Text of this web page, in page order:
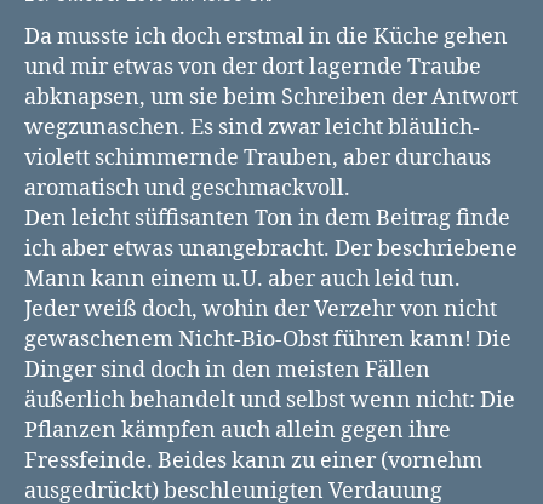
Da musste ich doch erstmal in die Küche gehen
und mir etwas von der dort lagernde Traube
abknapsen, um sie beim Schreiben der Antwort
wegzunaschen. Es sind zwar leicht bläulich-
violett schimmernde Trauben, aber durchaus
aromatisch und geschmackvoll.
Den leicht süffisanten Ton in dem Beitrag finde
ich aber etwas unangebracht. Der beschriebene
Mann kann einem u.U. aber auch leid tun.
Jeder weiß doch, wohin der Verzehr von nicht
gewaschenem Nicht-Bio-Obst führen kann! Die
Dinger sind doch in den meisten Fällen
äußerlich behandelt und selbst wenn nicht: Die
Pflanzen kämpfen auch allein gegen ihre
Fressfeinde. Beides kann zu einer (vornehm
ausgedrückt) beschleunigten Verdauung